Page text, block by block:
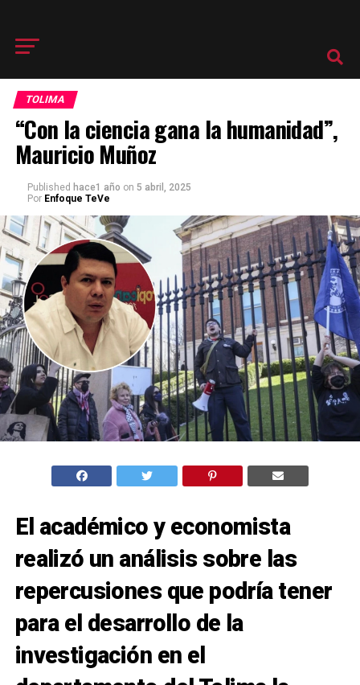
TOLIMA
“Con la ciencia gana la humanidad”,
Mauricio Muñoz
Published hace1 año on 5 abril, 2025
Por Enfoque TeVe
El académico y economista
realizó un análisis sobre las
repercusiones que podría tener
para el desarrollo de la
investigación en el